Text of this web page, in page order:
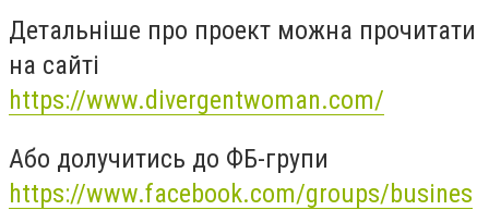
Детальніше про проект можна прочитати
на сайті
https://www.divergentwoman.com/
Або долучитись до ФБ-групи
https://www.facebook.com/groups/busines